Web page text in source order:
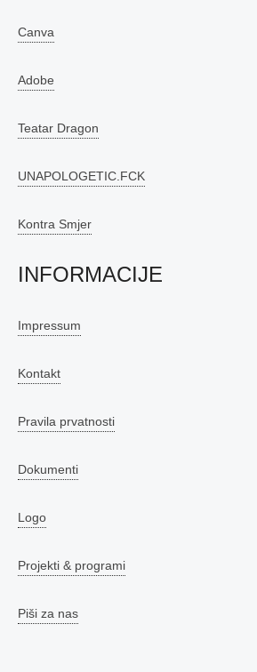
Canva
Adobe
Teatar Dragon
UNAPOLOGETIC.FCK
Kontra Smjer
INFORMACIJE
Impressum
Kontakt
Pravila prvatnosti
Dokumenti
Logo
Projekti & programi
Piši za nas